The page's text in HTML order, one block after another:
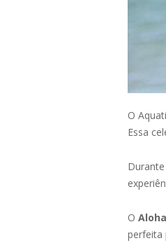
O
Essa
O
perfeita